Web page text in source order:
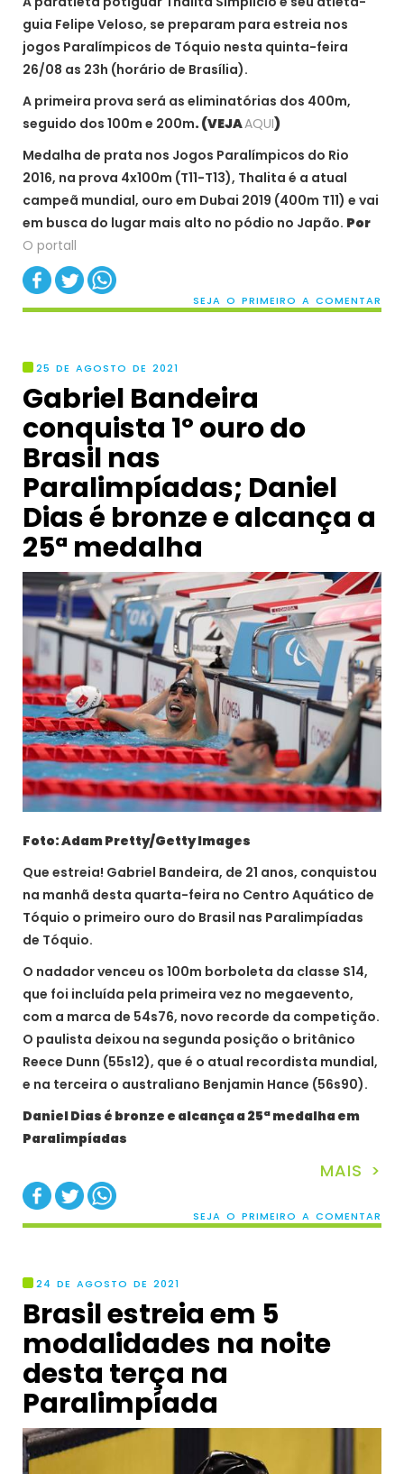
guia Felipe Veloso, se preparam para estreia nos
jogos Paralímpicos de Tóquio nesta quinta-feira
26/08 as 23h (horário de Brasília).
A primeira prova será as eliminatórias dos 400m,
seguido dos 100m e 200m. (VEJAAQUI)
Medalha de prata nos Jogos Paralímpicos do Rio
2016, na prova 4x100m (T11-T13), Thalita é a atual
campeã mundial, ouro em Dubai 2019 (400m T11) e vai
em busca do lugar mais alto no pódio no Japão. Por
O portall
SEJA O PRIMEIRO A COMENTAR
25 DE AGOSTO DE 2021
Gabriel Bandeira
conquista 1º ouro do
Brasil nas
Paralimpíadas; Daniel
Dias é bronze e alcança a
25ª medalha
Foto: Adam Pretty/Getty Images
Que estreia! Gabriel Bandeira, de 21 anos, conquistou
na manhã desta quarta-feira no Centro Aquático de
Tóquio o primeiro ouro do Brasil nas Paralimpíadas
de Tóquio.
O nadador venceu os 100m borboleta da classe S14,
que foi incluída pela primeira vez no megaevento,
com a marca de 54s76, novo recorde da competição.
O paulista deixou na segunda posição o britânico
Reece Dunn (55s12), que é o atual recordista mundial,
e na terceira o australiano Benjamin Hance (56s90).
Daniel Dias é bronze e alcança a 25ª medalha em
Paralimpíadas
MAIS >
SEJA O PRIMEIRO A COMENTAR
24 DE AGOSTO DE 2021
Brasil estreia em 5
modalidades na noite
desta terça na
Paralimpíada